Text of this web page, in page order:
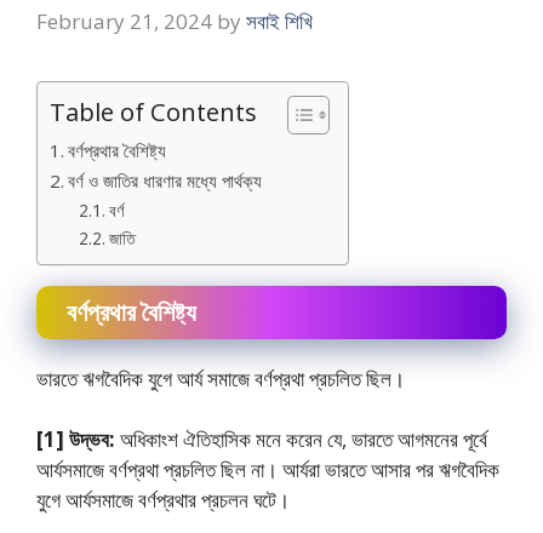
February 21, 2024 by সবাই শিখি
Table of Contents
বর্ণপ্রথার বৈশিষ্ট্য
বর্ণ ও জাতির ধারণার মধ্যে পার্থক্য
বর্ণ
জাতি
বর্ণপ্রথার বৈশিষ্ট্য
ভারতে ঋগবৈদিক যুগে আর্য সমাজে বর্ণপ্রথা প্রচলিত ছিল।
[1] উদ্ভব: অধিকাংশ ঐতিহাসিক মনে করেন যে, ভারতে আগমনের পূর্বে
আর্যসমাজে বর্ণপ্রথা প্রচলিত ছিল না। আর্যরা ভারতে আসার পর ঋগবৈদিক
যুগে আর্যসমাজে বর্ণপ্রথার প্রচলন ঘটে।